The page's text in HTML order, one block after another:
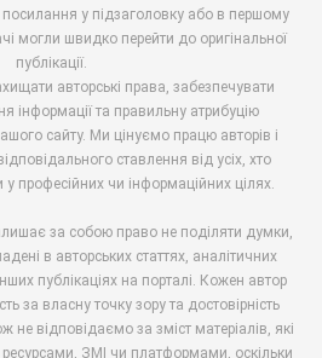
у підзаголовку або в першому
могли швидко перейти до оригінальної
публікації.
авторські права, забезпечувати
інформації та правильну атрибуцію
сайту. Ми цінуємо працю авторів і
ставлення від усіх, хто
у професійних чи інформаційних цілях.
за собою право не поділяти думки,
в авторських статтях, аналітичних
публікаціях на порталі. Кожен автор
за власну точку зору та достовірність
не відповідаємо за зміст матеріалів, які
ЗМІ чи платформами, оскільки